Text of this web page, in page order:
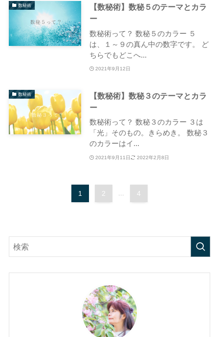
数秘術
【数秘術】数秘５のテーマとカラ
ー
数秘術って？ 数秘５のカラー ５
は、１～９の真ん中の数字です。 ど
ちらでもどこへ...
2021年9月12日
数秘術
【数秘術】数秘３のテーマとカラ
ー
数秘術って？ 数秘３のカラー ３は
「光」そのもの。きらめき。 数秘３
のカラーはイ...
2021年9月11日 2022年2月8日
1 2 4